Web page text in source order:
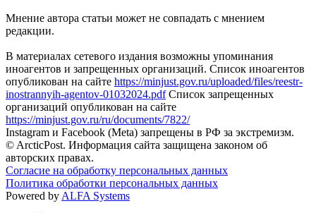
Мнение автора статьи может не совпадать с мнением
редакции.
В материалах сетевого издания возможны упоминания
иноагентов и запрещенных организаций. Список иноагентов
опубликован на сайте https://minjust.gov.ru/uploaded/files/reestr-
inostrannyih-agentov-01032024.pdfСписок запрещенных
организаций опубликован на сайте
https://minjust.gov.ru/ru/documents/7822/
Instagram и Facebook (Metа) запрещены в РФ за экстремизм.
© ArcticPost. Информация сайта защищена законом об
авторских правах.
Согласие на обработку персональных данных
Политика обработки персональных данных
Powered by ALFA Systems